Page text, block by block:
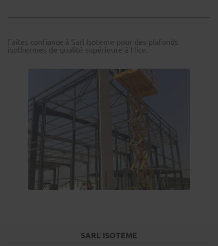
Faites confiance à Sarl Isoteme pour des plafonds
isothermes de qualité supérieure à Nice.
SARL ISOTEME